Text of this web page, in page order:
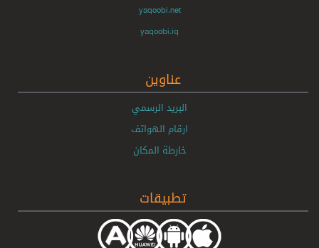
yaqoobi.net
yaqoobi.iq
عناوين
البريد الرسمي
ارقام الهواتف
خارطة المكان
تطبيقات